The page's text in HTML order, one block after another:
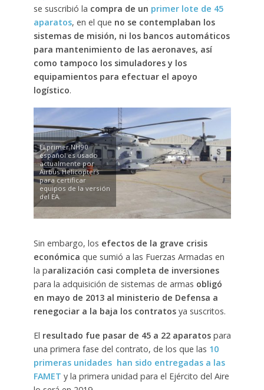
se suscribió la compra de un primer lote de 45
aparatos, en el que no se contemplaban los
sistemas de misión, ni los bancos automáticos
para mantenimiento de las aeronaves, así
como tampoco los simuladores y los
equipamientos para efectuar el apoyo
logístico.
El primer NH90
español es usado
actualmente por
Airbus Helicopters
para certificar
equipos de la versión
del EA.
Sin embargo, los efectos de la grave crisis
económica que sumió a las Fuerzas Armadas en
la paralización casi completa de inversiones
para la adquisición de sistemas de armas obligó
en mayo de 2013 al ministerio de Defensa a
renegociar a la baja los contratosya suscritos.
El resultado fue pasar de 45 a 22 aparatospara
una primera fase del contrato, de los que las 10
primeras unidades han sido entregadas a las
FAMET y la primera unidad para el Ejército del Aire